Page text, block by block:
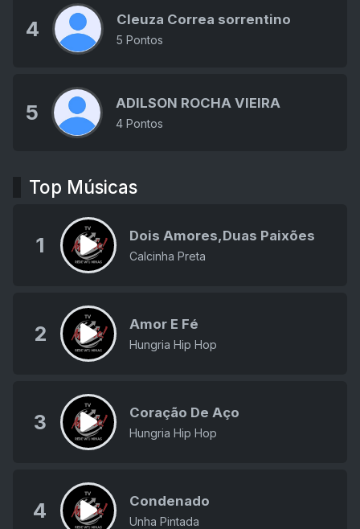
4 Cleuza Correa sorrentino
5 Pontos
5 ADILSON ROCHA VIEIRA
4 Pontos
Top Músicas
1 Dois Amores,Duas Paixões
Calcinha Preta
2 Amor E Fé
Hungria Hip Hop
3 Coração De Aço
Hungria Hip Hop
4 Condenado
Unha Pintada